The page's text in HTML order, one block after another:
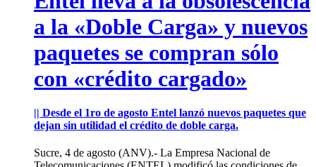
a la «Doble Carga» y nuevos
paquetes se compran sólo
con «crédito cargado»
|| Desde el 1ro de agosto Entel lanzó nuevos paquetes que
dejan sin utilidad el crédito de doble carga.
Sucre, 4 de agosto (ANV).- La Empresa Nacional de